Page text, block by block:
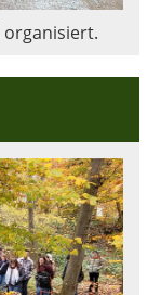
organisiert.